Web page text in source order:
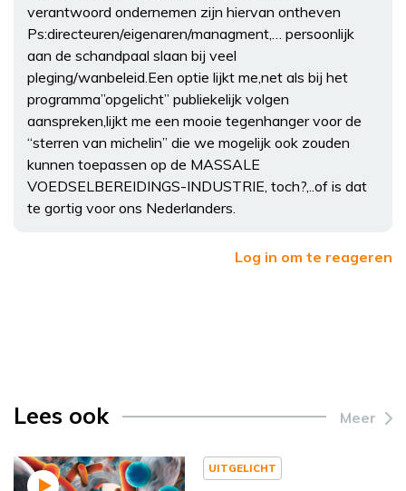
verantwoord ondernemen zijn hiervan ontheven
Ps:directeuren/eigenaren/managment,… persoonlijk
aan de schandpaal slaan bij veel
pleging/wanbeleid.Een optie lijkt me,net als bij het
programma”opgelicht” publiekelijk volgen
aanspreken,lijkt me een mooie tegenhanger voor de
“sterren van michelin” die we mogelijk ook zouden
kunnen toepassen op de MASSALE
VOEDSELBEREIDINGS-INDUSTRIE, toch?,..of is dat
te gortig voor ons Nederlanders.
Log in om te reageren
Lees ook Meer
UITGELICHT